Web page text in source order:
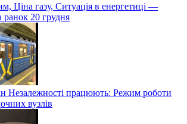
Ціна газу, Ситуація в енергетиці —
ранок 20 грудня
Незалежності працюють: Режим роботи
вузлів